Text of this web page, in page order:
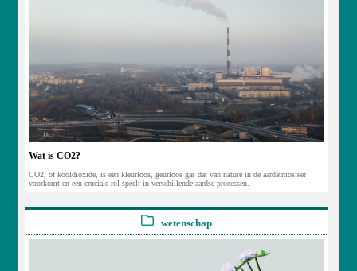
Wat is CO2?
CO2, of kooldioxide, is een kleurloos, geurloos gas dat van nature in de aardatmosfeer
voorkomt en een cruciale rol speelt in verschillende aardse processen.
wetenschap